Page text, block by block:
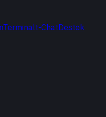
Terminalt-ChatDestek